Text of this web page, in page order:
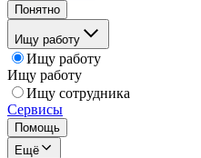
Понятно
Ищу работу
Ищу работу
Ищу работу
Ищу сотрудника
Сервисы
Помощь
Ещё